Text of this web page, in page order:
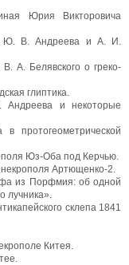
Юрия Викторовича
Ю. В. Андреева и А. И.
А. Белявского о греко-
глиптика.
и некоторые
протогеометрической
Юз-Оба под Керчью.
Артющенко-2.
из Порфмия: об одной
лучника».
склепа 1841
Китея.